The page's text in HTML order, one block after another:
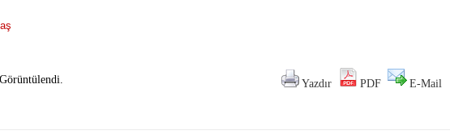
Yazdır PDF E-Mail